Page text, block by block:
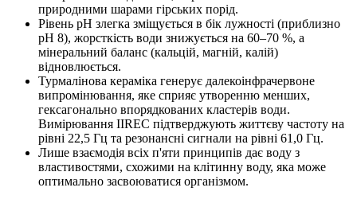
природними шарами гірських порід.
Рівень pH злегка зміщується в бік лужності (приблизно
pH 8), жорсткість води знижується на 60–70 %, а
мінеральний баланс (кальцій, магній, калій)
відновлюється.
Турмалінова кераміка генерує далекоінфрачервоне
випромінювання, яке сприяє утворенню менших,
гексагонально впорядкованих кластерів води.
Вимірювання IIREC підтверджують життєву частоту на
рівні 22,5 Гц та резонансні сигнали на рівні 61,0 Гц.
Лише взаємодія всіх п'яти принципів дає воду з
властивостями, схожими на клітинну воду, яка може
оптимально засвоюватися організмом.